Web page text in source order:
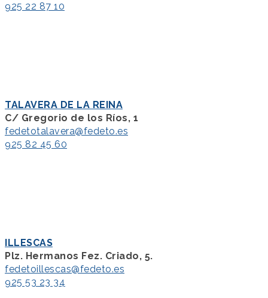
925 22 87 10
TALAVERA DE LA REINA
C/ Gregorio de los Ríos, 1
fedetotalavera@fedeto.es
925 82 45 60
ILLESCAS
Plz. Hermanos Fez. Criado, 5.
fedetoillescas@fedeto.es
925 53 23 34